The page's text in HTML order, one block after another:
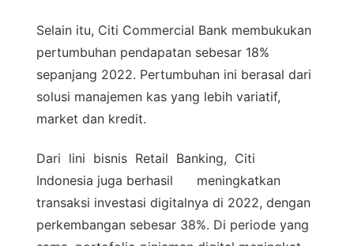
Selain itu, Citi Commercial Bank membukukan
pertumbuhan pendapatan sebesar 18%
sepanjang 2022. Pertumbuhan ini berasal dari
solusi manajemen kas yang lebih variatif,
market dan kredit.
Dari lini bisnis Retail Banking, Citi
Indonesia juga berhasil meningkatkan
transaksi investasi digitalnya di 2022, dengan
perkembangan sebesar 38%. Di periode yang